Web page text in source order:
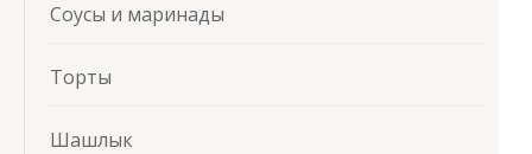
Соусы и маринады
Торты
Шашлык